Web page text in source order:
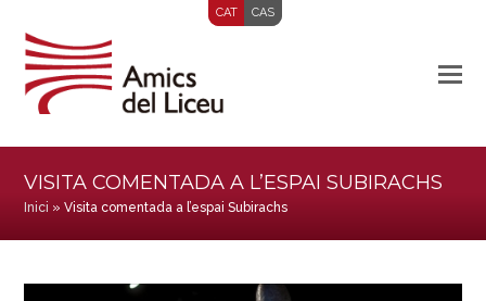
CAT CAS
VISITA COMENTADA A L’ESPAI SUBIRACHS
Inici »Visita comentada a l’espai Subirachs